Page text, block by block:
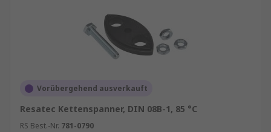
Vorübergehend ausverkauft
Resatec Kettenspanner, DIN 08B-1, 85 °C
RS Best.-Nr. 781-0790